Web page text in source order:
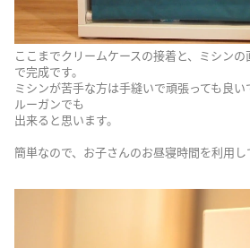
ここまでクリームケースの接着と、ミシン
で完成です。
ミシンが苦手な方は手縫いで頑張っても良
ルーガンでも
出来ると思います。
簡単なので、お子さんのお昼寝時間を利用し